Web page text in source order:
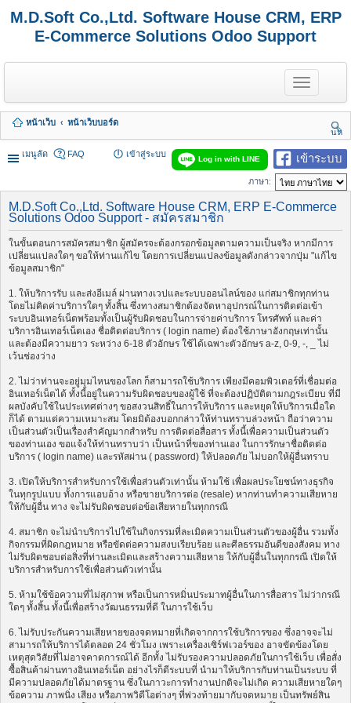
M.D.Soft Co.,Ltd. Software House CRM, ERP
E-Commerce Solutions Odoo Support
T
o
g
e
n
a
v
i
a
o
n
หน้าเว็บ
หน้าเว็บบอร์ด
นห
า
เมนูลัด
เข้าระบบ
Log in with LINE
FAQ เข้าสู่ระบบ
ภาษา:
M.D.Soft Co.,Ltd. Software House CRM, ERP E-Commerce
Solutions Odoo Support - สมัครสมาชิก
ในขั้นตอนการสมัครสมาชิก ผู้สมัครจะต้องกรอกข้อมูลตามความเป็นจริง หากมีการ
เปลี่ยนแปลงใดๆ ขอให้ท่านแก้ไข โดยการเปลี่ยนแปลงข้อมูลดังกล่าวจากปุ่ม "แก้ไข
ข้อมูลสมาชิก"
1. ให้บริการรับ และส่งอีเมล์ ผ่านทางเวปและระบบออนไลน์ของ แก่สมาชิกทุกท่าน
โดยไม่คิดค่าบริการใดๆ ทั้งสิ้น ซึ่งทางสมาชิกต้องจัดหาอุปกรณ์ในการติดต่อเข้า
ระบบอินเทอร์เน็ตพร้อมทั้งเป็นผู้รับผิดชอบในการจ่ายค่าบริการ โทรศัพท์ และค่า
บริการอินเทอร์เน็ตเอง ชื่อติดต่อบริการ ( login name) ต้องใช้ภาษาอังกฤษเท่านั้น
และต้องมีความยาว ระหว่าง 6-18 ตัวอักษร ใช้ได้เฉพาะตัวอักษร a-z, 0-9, -, _ ไม่
เว้นช่องว่าง
2. ไม่ว่าท่านจะอยู่มุมไหนของโลก ก็สามารถใช้บริการ เพียงมีคอมพิวเตอร์ที่เชื่อมต่อ
อินเทอร์เน็ตได้ ทั้งนี้อยู่ในความรับผิดชอบของผู้ใช้ ที่จะต้องปฏิบัติตามกฎระเบียบ ที่มี
ผลบังคับใช้ในประเทศต่างๆ ขอสงวนสิทธิ์ในการให้บริการ และหยุดให้บริการเมื่อใด
ก็ได้ ตามแต่ความเหมาะสม โดยมิต้องบอกกล่าวให้ท่านทราบล่วงหน้า ถือว่าความ
เป็นส่วนตัวเป็นเรื่องสำคัญมากสำหรับ การติดต่อสื่อสาร ทั้งนี้เพื่อความเป็นส่วนตัว
ของท่านเอง ขอแจ้งให้ท่านทราบว่า เป็นหน้าที่ของท่านเอง ในการรักษาชื่อติดต่อ
บริการ ( login name) และรหัสผ่าน ( password) ให้ปลอดภัย ไม่บอกให้ผู้อื่นทราบ
3. เปิดให้บริการสำหรับการใช้เพื่อส่วนตัวเท่านั้น ห้ามใช้ เพื่อผลประโยชน์ทางธุรกิจ
ในทุกรูปแบบ ทั้งการแอบอ้าง หรือขายบริการต่อ (resale) หากท่านทำความเสียหาย
ให้กับผู้อื่น ทาง จะไม่รับผิดชอบต่อข้อเสียหายในทุกกรณี
4. สมาชิก จะไม่นำบริการไปใช้ในกิจกรรมที่ละเมิดความเป็นส่วนตัวของผู้อื่น รวมทั้ง
กิจกรรมที่ผิดกฎหมาย หรือขัดต่อความสงบเรียบร้อย และศีลธรรมอันดีของสังคม ทาง
ไม่รับผิดชอบต่อสิ่งที่ท่านละเมิดและสร้างความเสียหาย ให้กับผู้อื่นในทุกกรณี เปิดให้
บริการสำหรับการใช้เพื่อส่วนตัวเท่านั้น
5. ห้ามใช้ข้อความที่ไม่สุภาพ หรือเป็นการหมิ่นประมาทผู้อื่นในการสื่อสาร ไม่ว่ากรณี
ใดๆ ทั้งสิ้น ทั้งนี้เพื่อสร้างวัฒนธรรมที่ดี ในการใช้เว็บ
6. ไม่รับประกันความเสียหายของจดหมายที่เกิดจากการใช้บริการของ ซึ่งอาจจะไม่
สามารถให้บริการได้ตลอด 24 ชั่วโมง เพราะเครื่องเซิร์ฟเวอร์ของ อาจขัดข้องโดย
เหตุสุดวิสัยที่ไม่อาจคาดการณ์ได้ อีกทั้ง ไม่รับรองความปลอดภัยในการใช้เว็บ เพื่อสั่ง
ซื้อสินค้าผ่านทางอินเทอร์เน็ต อย่างไรก็ดีระบบที่ นำมาให้บริการกับท่านเป็นระบบ ที่
มีความปลอดภัยได้มาตรฐาน ซึ่งในภาวะการทำงานปกติจะไม่เกิด ความเสียหายใดๆ
ข้อความ ภาพนิ่ง เสียง หรือภาพวิดีโอต่างๆ ที่พ่วงท้ายมากับจดหมาย เป็นทรัพย์สิน